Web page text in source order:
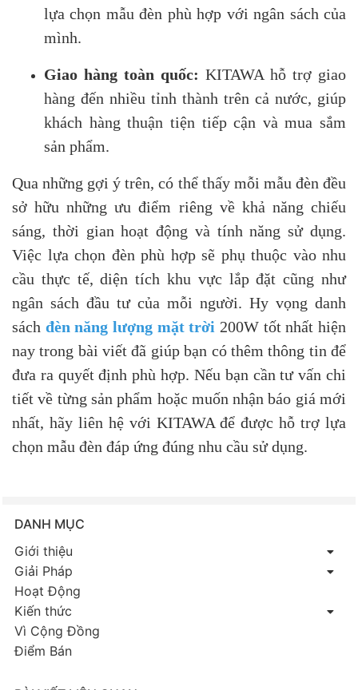
lựa chọn mẫu đèn phù hợp với ngân sách của
mình.
Giao hàng toàn quốc: KITAWA hỗ trợ giao
hàng đến nhiều tỉnh thành trên cả nước, giúp
khách hàng thuận tiện tiếp cận và mua sắm
sản phẩm.
Qua những gợi ý trên, có thể thấy mỗi mẫu đèn đều
sở hữu những ưu điểm riêng về khả năng chiếu
sáng, thời gian hoạt động và tính năng sử dụng.
Việc lựa chọn đèn phù hợp sẽ phụ thuộc vào nhu
cầu thực tế, diện tích khu vực lắp đặt cũng như
ngân sách đầu tư của mỗi người. Hy vọng danh
sách đèn năng lượng mặt trời 200W tốt nhất hiện
nay trong bài viết đã giúp bạn có thêm thông tin để
đưa ra quyết định phù hợp. Nếu bạn cần tư vấn chi
tiết về từng sản phẩm hoặc muốn nhận báo giá mới
nhất, hãy liên hệ với KITAWA để được hỗ trợ lựa
chọn mẫu đèn đáp ứng đúng nhu cầu sử dụng.
DANH MỤC
Giới thiệu
Giải Pháp
Hoạt Động
Kiến thức
Vì Cộng Đồng
Điểm Bán